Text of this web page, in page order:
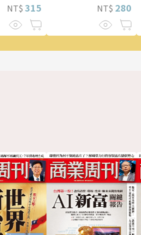
NT$ 315 NT$ 280